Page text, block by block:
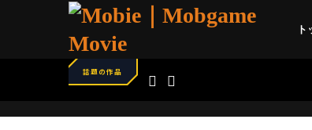
ト
話題の作品